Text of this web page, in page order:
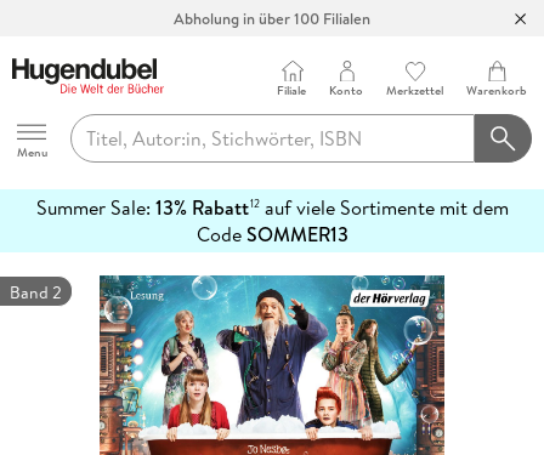
Abholung in über 100 Filialen
Hugendubel
Menu
Filiale Konto Merkzettel Warenkorb
Summer Sale: 13% Rabatt12auf viele Sortimente mit dem
CodeSOMMER13
erfahren
Band 2